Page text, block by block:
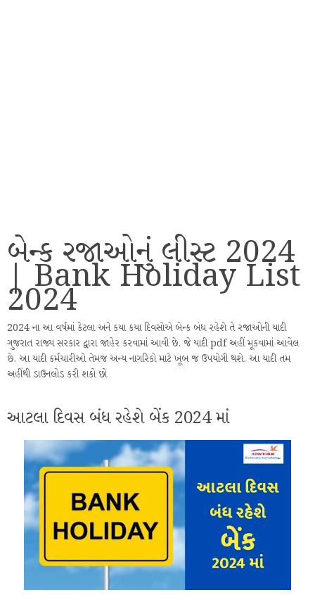
બેન્ક રજાઓનું લીસ્ટ 2024
| Bank Holiday List
2024
2024 ના આ વર્ષમાં કેટલા અને કયા કયા દિવસોએ બેન્ક બંધ રહેશે તે રજાઓની યાદી
ગુજરાત રાજ્ય સરકાર દ્વારા જાહેર કરવામાં આવી છે. જે યાદી pdf અહીં મૂકવામાં આવેલ
છે. આ યાદી કર્મચારીઓ તેમજ અન્ય નાગરિકો માટે ખૂબ જ ઉપયોગી થશે. આ યાદી તમ
અહીંથી ડાઉનલોડ કરી શકો છો
આટલા દિવસ બંધ રહેશે બેંક 2024 માં